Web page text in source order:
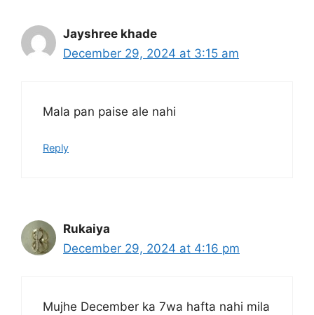
Jayshree khade
December 29, 2024 at 3:15 am
Mala pan paise ale nahi
Reply
Rukaiya
December 29, 2024 at 4:16 pm
Mujhe December ka 7wa hafta nahi mila